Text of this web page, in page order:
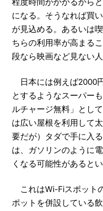
になる。そうなれば買
が見込める。あるいは
ちらの利用率が高まる
段なら映画など見ない
日本には例えば2000
とするようなスーパー
ルチャージ無料」とし
は広い屋根を利用して
要だが）タダで手に入
は、ガソリンのように
くなる可能性があると
これはWi-Fiスポット
ポットを併設している